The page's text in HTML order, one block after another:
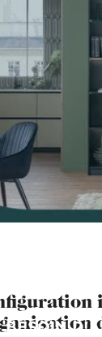
BESOIN